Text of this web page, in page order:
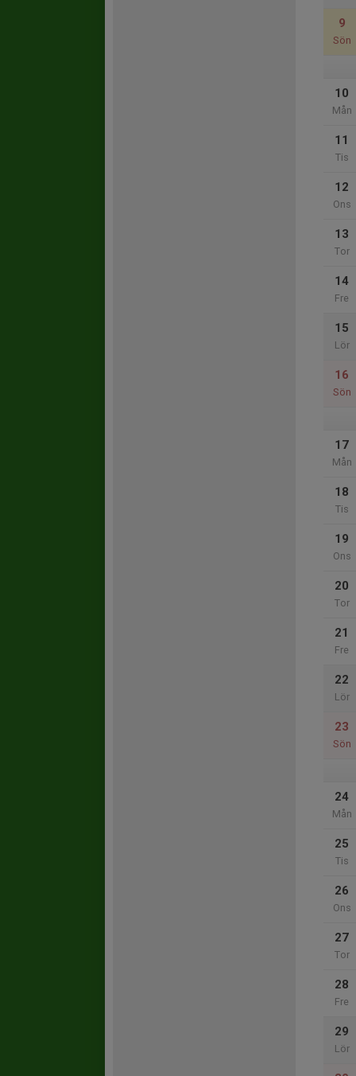
9
Sön
10
Mån
11
Tis
12
Ons
13
Tor
14
Fre
15
Lör
16
Sön
17
Mån
18
Tis
19
Ons
20
Tor
21
Fre
22
Lör
23
Sön
24
Mån
25
Tis
26
Ons
27
Tor
28
Fre
29
Lör